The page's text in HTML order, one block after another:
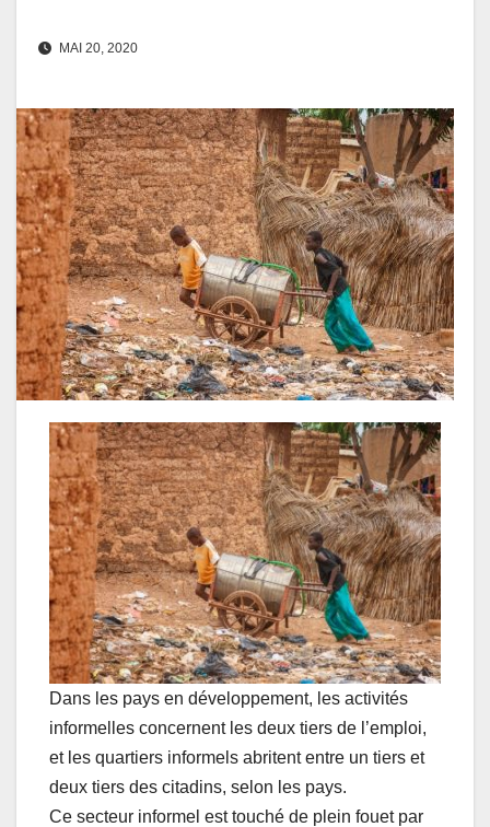
MAI 20, 2020
Dans les pays en développement, les activités
informelles concernent les deux tiers de l’emploi,
et les quartiers informels abritent entre un tiers et
deux tiers des citadins, selon les pays.
Ce secteur informel est touché de plein fouet par